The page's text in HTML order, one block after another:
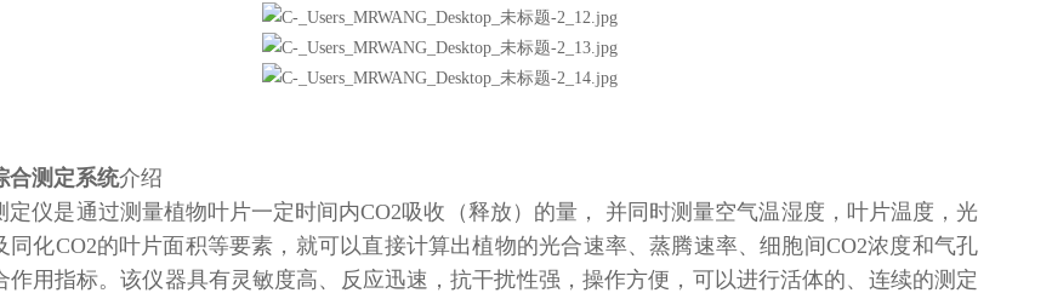
合测定系统介绍
定仪是通过测量植物叶片一定时间内CO2吸收（释放）的量， 并同时测量空气温湿度，叶片温度，光
同化CO2的叶片面积等要素，就可以直接计算出植物的光合速率、蒸腾速率、细胞间CO2浓度和气孔
作用指标。该仪器具有灵敏度高、反应迅速，抗干扰性强，操作方便，可以进行活体的、连续的测定